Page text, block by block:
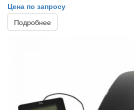
Цена по запросу
Подробнее